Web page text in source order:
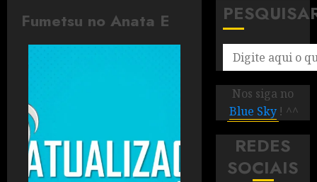
Fumetsu no Anata E
Nos siga no
Blue Sky ! ^^
REDES
SOCIAIS